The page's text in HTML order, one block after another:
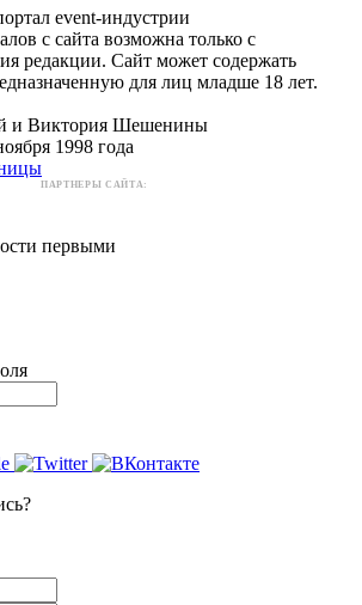
event-индустрии
с сайта возможна только с
редакции. Сайт может содержать
для лиц младше 18 лет.
и Виктория Шешенины
1998 года
ПАРТНЕРЫ САЙТА:
первыми